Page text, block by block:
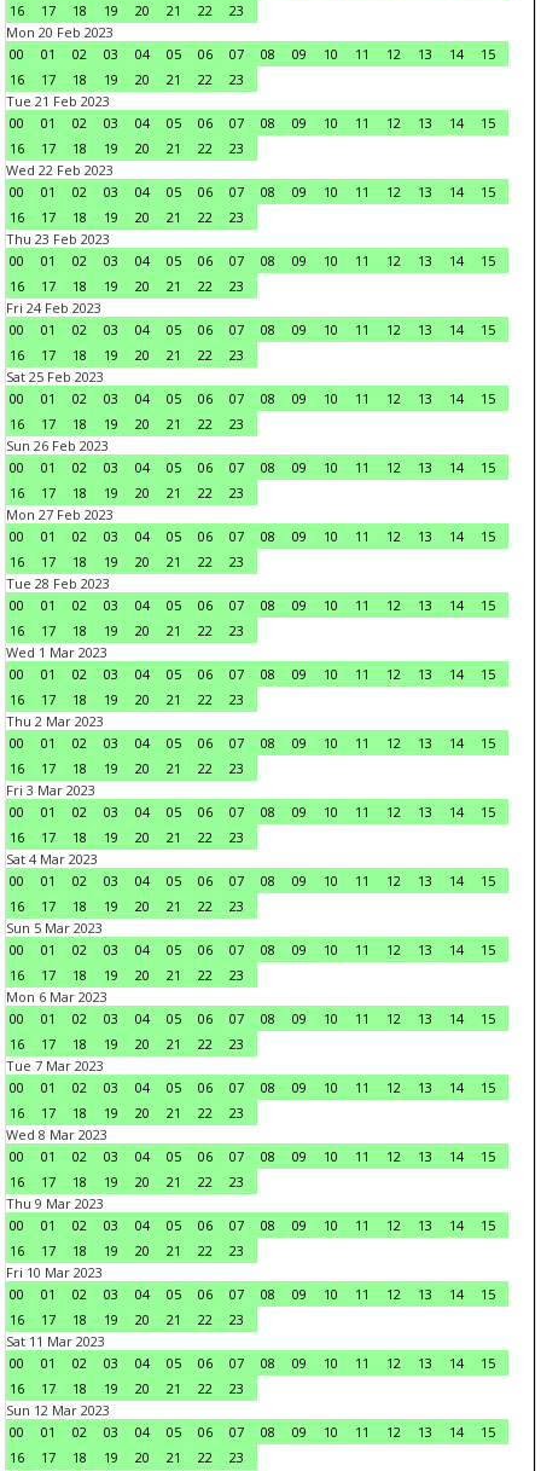
16
17 18 19 20 21 22
23
Mon 20 Feb 2023
00
01 02 03 04 05 06 07 08 09 10 11 12 13 14
15
16
17 18 19 20 21 22
23
Tue 21 Feb 2023
00
01 02 03 04 05 06 07 08 09 10 11 12 13 14
15
16
17 18 19 20 21 22
23
Wed 22 Feb 2023
00
01 02 03 04 05 06 07 08 09 10 11 12 13 14
15
16
17 18 19 20 21 22
23
Thu 23 Feb 2023
00
01 02 03 04 05 06 07 08 09 10 11 12 13 14
15
16
17 18 19 20 21 22
23
Fri 24 Feb 2023
00
01 02 03 04 05 06 07 08 09 10 11 12 13 14
15
16
17 18 19 20 21 22
23
Sat 25 Feb 2023
00
01 02 03 04 05 06 07 08 09 10 11 12 13 14
15
16
17 18 19 20 21 22
23
Sun 26 Feb 2023
00
01 02 03 04 05 06 07 08 09 10 11 12 13 14
15
16
17 18 19 20 21 22
23
Mon 27 Feb 2023
00
01 02 03 04 05 06 07 08 09 10 11 12 13 14
15
16
17 18 19 20 21 22
23
Tue 28 Feb 2023
00
01 02 03 04 05 06 07 08 09 10 11 12 13 14
15
16
17 18 19 20 21 22
23
Wed 1 Mar 2023
00
01 02 03 04 05 06 07 08 09 10 11 12 13 14
15
16
17 18 19 20 21 22
23
Thu 2 Mar 2023
00
01 02 03 04 05 06 07 08 09 10 11 12 13 14
15
16
17 18 19 20 21 22
23
Fri 3 Mar 2023
00
01 02 03 04 05 06 07 08 09 10 11 12 13 14
15
16
17 18 19 20 21 22
23
Sat 4 Mar 2023
00
01 02 03 04 05 06 07 08 09 10 11 12 13 14
15
16
17 18 19 20 21 22
23
Sun 5 Mar 2023
00
01 02 03 04 05 06 07 08 09 10 11 12 13 14
15
16
17 18 19 20 21 22
23
Mon 6 Mar 2023
00
01 02 03 04 05 06 07 08 09 10 11 12 13 14
15
16
17 18 19 20 21 22
23
Tue 7 Mar 2023
00
01 02 03 04 05 06 07 08 09 10 11 12 13 14
15
16
17 18 19 20 21 22
23
Wed 8 Mar 2023
00
01 02 03 04 05 06 07 08 09 10 11 12 13 14
15
16
17 18 19 20 21 22
23
Thu 9 Mar 2023
00
01 02 03 04 05 06 07 08 09 10 11 12 13 14
15
16
17 18 19 20 21 22
23
Fri 10 Mar 2023
00
01 02 03 04 05 06 07 08 09 10 11 12 13 14
15
16
17 18 19 20 21 22
23
Sat 11 Mar 2023
00
01 02 03 04 05 06 07 08 09 10 11 12 13 14
15
16
17 18 19 20 21 22
23
Sun 12 Mar 2023
00
01 02 03 04 05 06 07 08 09 10 11 12 13 14
15
16
17 18 19 20 21 22
23